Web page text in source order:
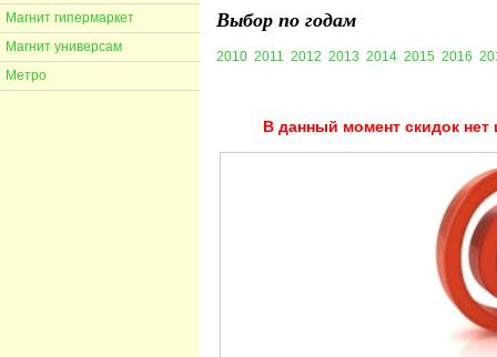
Магнит гипермаркет
Магнит универсам
Метро
Выбор по годам
2010 2011 2012 2013 2014 2015 2016
В данный момент скидок нет